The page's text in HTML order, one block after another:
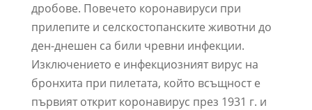
дробове. Повечето коронавируси при
прилепите и селскостопанските животни до
ден-днешен са били чревни инфекции.
Изключението е инфекциозният вирус на
бронхита при пилетата, който всъщност е
първият открит коронавирус през 1931 г. и